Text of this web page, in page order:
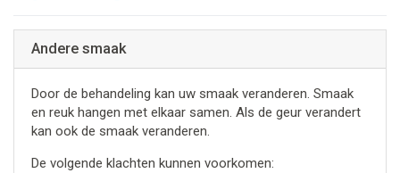
Andere smaak
Door de behandeling kan uw smaak veranderen. Smaak
en reuk hangen met elkaar samen. Als de geur verandert
kan ook de smaak veranderen.
De volgende klachten kunnen voorkomen: